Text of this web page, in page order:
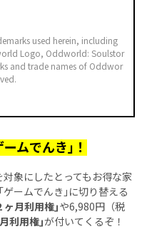
used herein, including
Logo, Oddworld: Soulstor
and trade names of Oddwor
ムでんき｣！
対象にしたとってもお得な家
ームでんき｣に切り替える
ヶ月利用権｣や6,980円（税
利用権｣が付いてくるぞ！